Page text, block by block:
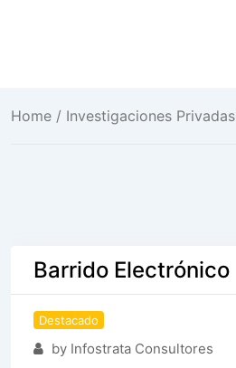
Home / Investigaciones Privadas
Barrido Electrónico
Destacado
by Infostrata Consultores